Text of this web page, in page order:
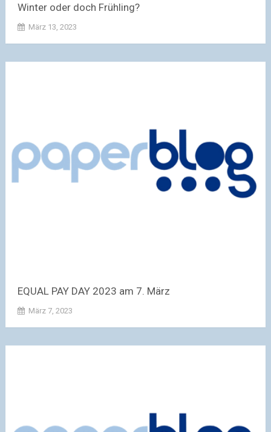
Winter oder doch Frühling?
März 13, 2023
EQUAL PAY DAY 2023 am 7. März
März 7, 2023